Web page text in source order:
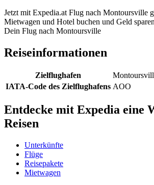
Jetzt mit Expedia.at Flug nach Montoursville
Mietwagen und Hotel buchen und Geld
Dein Flug nach Montoursville
Reiseinformationen
Zielflughafen
IATA-Code des Zielflughafens AOO
Entdecke mit Expedia eine
Reisen
Unterkünfte
Flüge
Reisepakete
Mietwagen